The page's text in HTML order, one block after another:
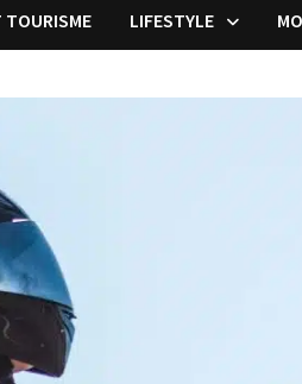
TOURISME LIFESTYLE